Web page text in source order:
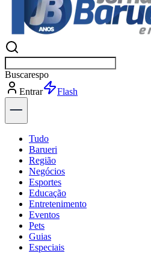
Buscarpolíti
Entrar
Explorar
Tudo
Barueri
Região
Negócios
Esportes
Educação
Entretenimento
Eventos
Pets
Guias
Especiais